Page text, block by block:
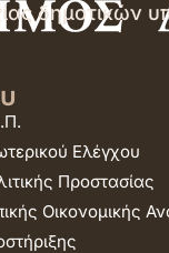
δημοτικών
Ελέγχου
Προστασίας
Οικονομικής